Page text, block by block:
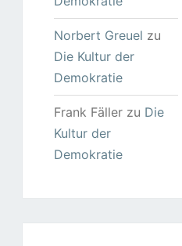
Norbert Greuel zu
Die Kultur der
Demokratie
Frank Fällerzu Die
Kultur der
Demokratie